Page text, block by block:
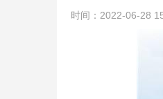
时间：2022-06-28